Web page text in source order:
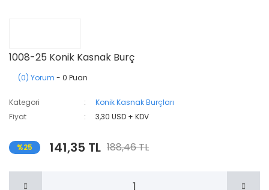
1008-25 Konik Kasnak Burç
(0) Yorum - 0 Puan
Kategori
Konik Kasnak Burçları
Fiyat
3,30 USD + KDV
%25 141,35 TL 188,46 TL